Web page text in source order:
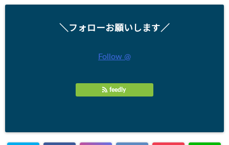
＼フォローお願いします／
Follow @
feedly